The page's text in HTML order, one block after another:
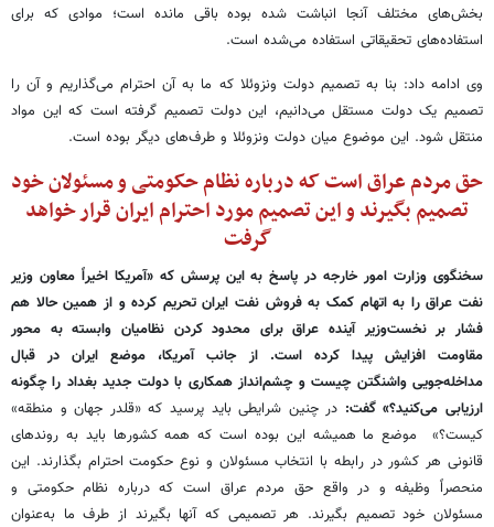
بخش‌های مختلف آنجا انباشت شده بوده باقی مانده است؛ موادی که برای
استفاده‌های تحقیقاتی استفاده می‌شده است.
وی ادامه داد: بنا به تصمیم دولت ونزوئلا که ما به آن احترام می‌گذاریم و آن را
تصمیم یک دولت مستقل می‌دانیم، این دولت تصمیم گرفته است که این مواد
منتقل شود. این موضوع میان دولت ونزوئلا و طرف‌های دیگر بوده است.
حق مردم عراق است که درباره نظام حکومتی و مسئولان خود
تصمیم بگیرند و این تصمیم مورد احترام ایران قرار خواهد
گرفت
سخنگوی وزارت امور خارجه در پاسخ به این پرسش که «آمریکا اخیراً معاون وزیر
نفت عراق را به اتهام کمک به فروش نفت ایران تحریم کرده و از همین حالا هم
فشار بر نخست‌وزیر آینده عراق برای محدود کردن نظامیان وابسته به محور
مقاومت افزایش پیدا کرده است. از جانب آمریکا، موضع ایران در قبال
مداخله‌جویی واشنگتن چیست و چشم‌انداز همکاری با دولت جدید بغداد را چگونه
ارزیابی می‌کنید؟» گفت: در چنین شرایطی باید پرسید که «قلدر جهان و منطقه»
کیست؟» موضع ما همیشه این بوده است که همه کشورها باید به روندهای
قانونی هر کشور در رابطه با انتخاب مسئولان و نوع حکومت احترام بگذارند. این
منحصراً وظیفه و در واقع حق مردم عراق است که درباره نظام حکومتی و
مسئولان خود تصمیم بگیرند. هر تصمیمی که آنها بگیرند از طرف ما به‌عنوان